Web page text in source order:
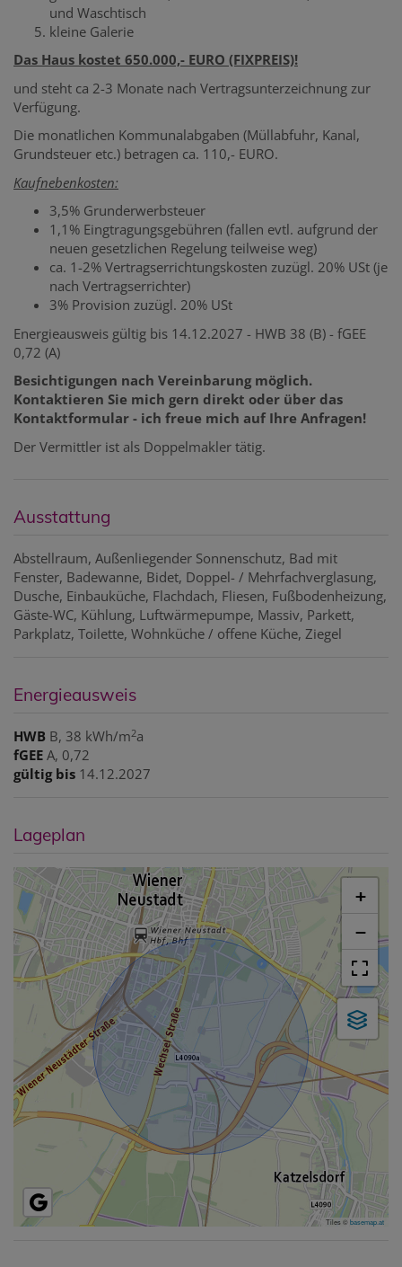
und Waschtisch
kleine Galerie
Das Haus kostet 650.000,- EURO (FIXPREIS)!
und steht ca 2-3 Monate nach Vertragsunterzeichnung zur
Verfügung.
Die monatlichen Kommunalabgaben (Müllabfuhr, Kanal,
Grundsteuer etc.) betragen ca. 110,- EURO.
Kaufnebenkosten:
3,5% Grunderwerbsteuer
1,1% Eingtragungsgebühren (fallen evtl. aufgrund der
neuen gesetzlichen Regelung teilweise weg)
ca. 1-2% Vertragserrichtungskosten zuzügl. 20% USt (je
nach Vertragserrichter)
3% Provision zuzügl. 20% USt
Energieausweis gültig bis 14.12.2027 - HWB 38 (B) - fGEE
0,72 (A)
Besichtigungen nach Vereinbarung möglich.
Kontaktieren Sie mich gern direkt oder über das
Kontaktformular - ich freue mich auf Ihre Anfragen!
Der Vermittler ist als Doppelmakler tätig.
Ausstattung
Abstellraum Außenliegender Sonnenschutz Bad mit
Fenster Badewanne Bidet Doppel- / Mehrfachverglasung
Dusche Einbauküche Flachdach Fliesen Fußbodenheizung
Gäste-WC Kühlung Luftwärmepumpe Massiv Parkett
Parkplatz Toilette Wohnküche / offene Küche Ziegel
Energieausweis
HWB B, 38 kWh/m2a
fGEE A, 0,72
gültig bis 14.12.2027
Lageplan
+
−
Tiles ©basemap.at